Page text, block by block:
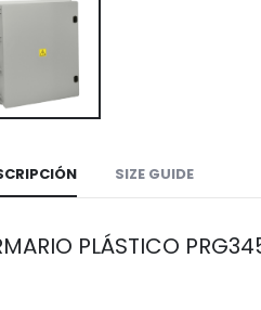
SIZE GUIDE
PLÁSTICO